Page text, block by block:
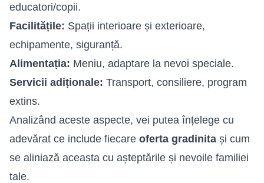
educatori/copii.
Facilitățile: Spații interioare și exterioare,
echipamente, siguranță.
Alimentația: Meniu, adaptare la nevoi speciale.
Servicii adiționale: Transport, consiliere, program
extins.
Analizând aceste aspecte, vei putea înțelege cu
adevărat ce include fiecare oferta gradinita și cum
se aliniază aceasta cu așteptările și nevoile familiei
tale.